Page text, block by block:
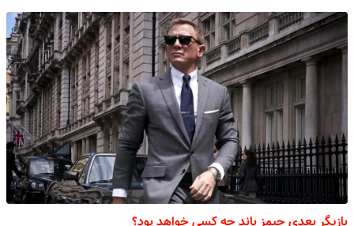
بازیگر بعدی جیمز باند چه کسی خواهد بود؟